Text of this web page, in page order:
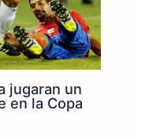
jugaran un
en la Copa